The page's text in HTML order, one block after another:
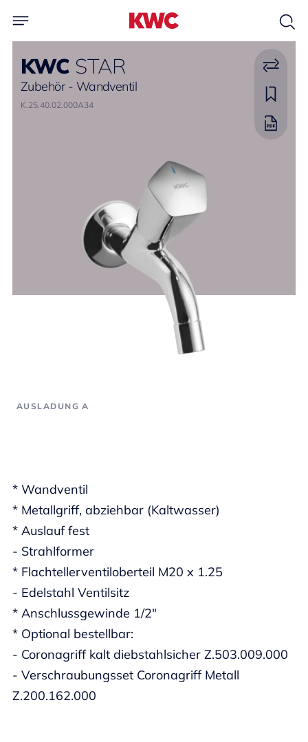
KWC STAR
Zubehör - Wandventil
K.25.40.02.000A34
* Wandventil
* Metallgriff, abziehbar (Kaltwasser)
* Auslauf fest
- Strahlformer
* Flachtellerventiloberteil M20 x 1.25
- Edelstahl Ventilsitz
* Anschlussgewinde 1/2"
* Optional bestellbar:
- Coronagriff kalt diebstahlsicher Z.503.009.000
- Verschraubungsset Coronagriff Metall
Z.200.162.000
AUSLADUNG A